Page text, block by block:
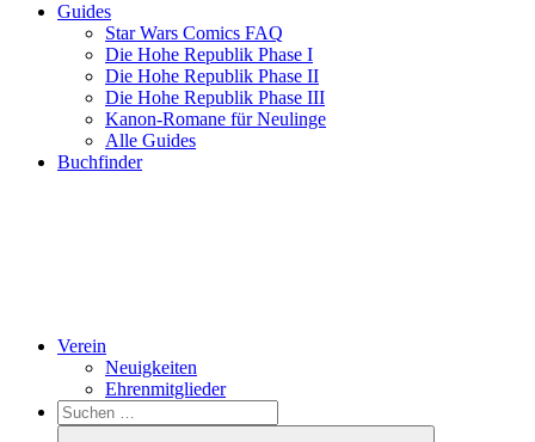
Guides
Star Wars Comics FAQ
Die Hohe Republik Phase I
Die Hohe Republik Phase II
Die Hohe Republik Phase III
Kanon-Romane für Neulinge
Alle Guides
Buchfinder
Verein
Neuigkeiten
Ehrenmitglieder
Search
Suchen
nach: